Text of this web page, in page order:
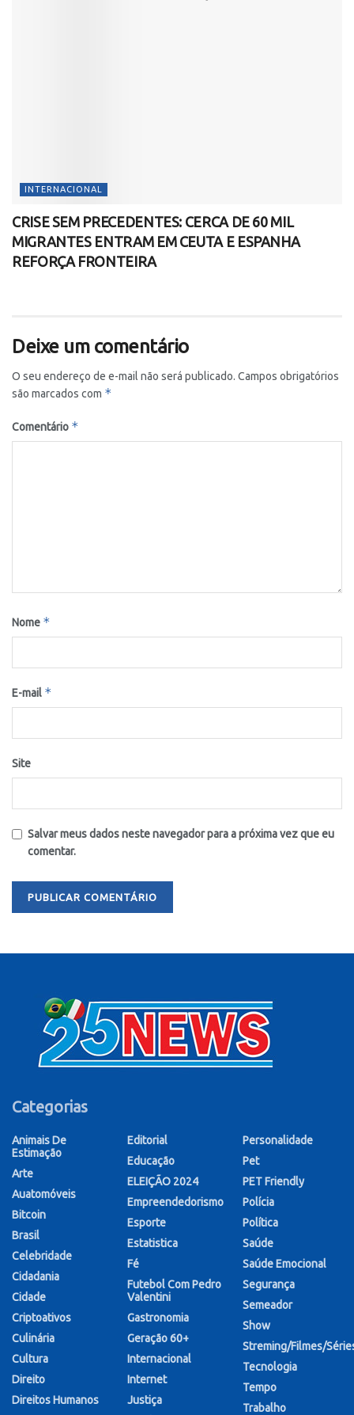
INTERNACIONAL
CRISE SEM PRECEDENTES: CERCA DE 60 MIL
MIGRANTES ENTRAM EM CEUTA E ESPANHA
REFORÇA FRONTEIRA
Deixe um comentário
O seu endereço de e-mail não será publicado. Campos obrigatórios
são marcados com *
Comentário *
Nome *
E-mail *
Site
Salvar meus dados neste navegador para a próxima vez que eu
comentar.
Categorias
Animais De
Estimação
Arte
Auatomóveis
Bitcoin
Brasil
Celebridade
Cidadania
Cidade
Criptoativos
Culinária
Cultura
Direito
Direitos Humanos
Editorial
Educação
ELEIÇÃO 2024
Empreendedorismo
Esporte
Estatistica
Fé
Futebol Com Pedro
Valentini
Gastronomia
Geração 60+
Internacional
Internet
Justiça
Personalidade
Pet
PET Friendly
Polícia
Política
Saúde
Saúde Emocional
Segurança
Semeador
Show
Streming/Filmes/
Tecnologia
Tempo
Trabalho